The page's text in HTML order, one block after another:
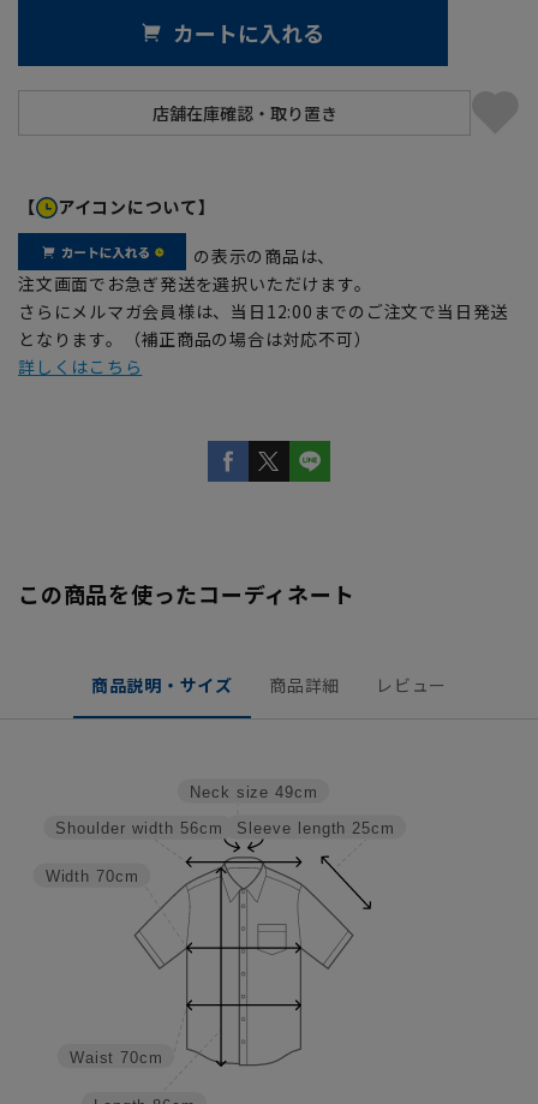
カートに入れる
【 アイコンについて】
の表示の商品は、
注文画面でお急ぎ発送を選択いただけます。
さらにメルマガ会員様は、当日12:00までのご注文で当日発送
となります。（補正商品の場合は対応不可）
詳しくはこちら
この商品を使ったコーディネート
商品説明・サイズ 商品詳細 レビュー
Sleeve length 25cm
Neck size 49cm
Waist 70cm
Width 70cm
Shoulder width 56cm